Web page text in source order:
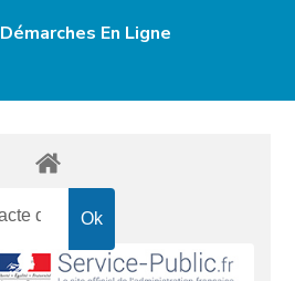
Démarches En Ligne